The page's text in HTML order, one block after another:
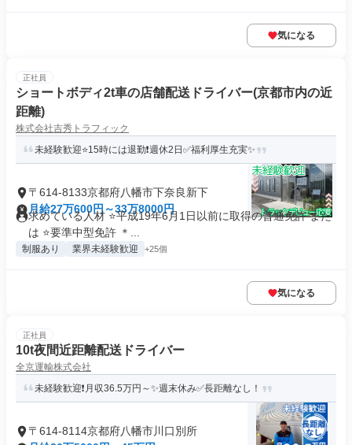
気になる
正社員
ショートボディ2t車の店舗配送ドライバー(京都市内の近
距離)
株式会社吉秀トラフィック
未経験歓迎⭐15時には退勤❗週休2日✅福利厚生充実✨
〒614-8133京都府八幡市下奈良新下
月給27万600円～33万8000円
求めている人材 ⭐平成19年6月1日以前に取得の普通免許 また
は ⭐要準中型免許 ＊...
制服あり 業界未経験歓迎 +25個
気になる
正社員
10t夜間近距離配送ドライバー
全京運輸株式会社
未経験歓迎❗月収36.5万円～✨週末休み✅長距離なし！
〒614-8114京都府八幡市川口別所